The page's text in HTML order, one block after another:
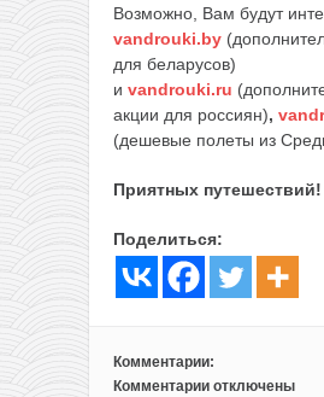
Возможно, Вам будут
vandrouki.by
для беларусов)
и vandrouki.ru
акции для россиян),
(дешевые полеты из
Приятных путешествий!
Поделиться:
Комментарии:
Комментарии отключены